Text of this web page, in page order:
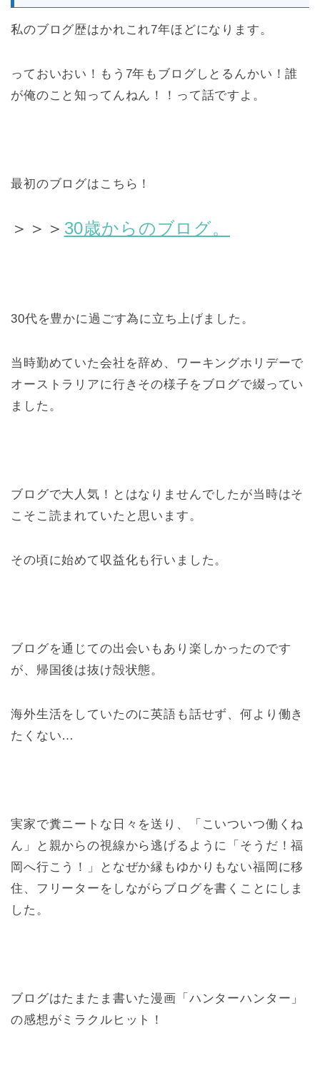
私のブログ歴はかれこれ7年ほどになります。
っておいおい！もう7年もブログしとるんかい！誰
が俺のこと知ってんねん！！って話ですよ。
最初のブログはこちら！
＞＞＞ 30歳からのブログ。
30代を豊かに過ごす為に立ち上げました。
当時勤めていた会社を辞め、ワーキングホリデーで
オーストラリアに行きその様子をブログで綴ってい
ました。
ブログで大人気！とはなりませんでしたが当時はそ
こそこ読まれていたと思います。
その頃に始めて収益化も行いました。
ブログを通じての出会いもあり楽しかったのです
が、帰国後は抜け殻状態。
海外生活をしていたのに英語も話せず、何より働き
たくない…
実家で糞ニートな日々を送り、「こいついつ働くね
ん」と親からの視線から逃げるように「そうだ！福
岡へ行こう！」となぜか縁もゆかりもない福岡に移
住、フリーターをしながらブログを書くことにしま
した。
ブログはたまたま書いた漫画「ハンターハンター」
の感想がミラクルヒット！